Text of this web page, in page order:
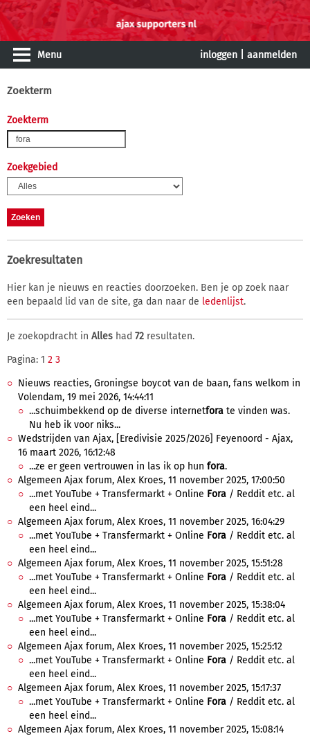
Menu inloggen aanmelden
Zoekterm
Zoekterm
Zoekgebied
Zoekresultaten
Hier kan je nieuws en reacties doorzoeken. Ben je op zoek naar
een bepaald lid van de site, ga dan naar de ledenlijst.
Je zoekopdracht in Alles had 72 resultaten.
Pagina: 1 2 3
Nieuws reacties, Groningse boycot van de baan, fans welkom in
Volendam, 19 mei 2026, 14:44:11
...schuimbekkend op de diverse internetfora te vinden was.
Nu heb ik voor niks...
Wedstrijden van Ajax, [Eredivisie 2025/2026] Feyenoord - Ajax,
16 maart 2026, 16:12:48
...ze er geen vertrouwen in las ik op hun fora.
Algemeen Ajax forum, Alex Kroes, 11 november 2025, 17:00:50
...met YouTube + Transfermarkt + Online Fora / Reddit etc. al
een heel eind...
Algemeen Ajax forum, Alex Kroes, 11 november 2025, 16:04:29
...met YouTube + Transfermarkt + Online Fora / Reddit etc. al
een heel eind...
Algemeen Ajax forum, Alex Kroes, 11 november 2025, 15:51:28
...met YouTube + Transfermarkt + Online Fora / Reddit etc. al
een heel eind...
Algemeen Ajax forum, Alex Kroes, 11 november 2025, 15:38:04
...met YouTube + Transfermarkt + Online Fora / Reddit etc. al
een heel eind...
Algemeen Ajax forum, Alex Kroes, 11 november 2025, 15:25:12
...met YouTube + Transfermarkt + Online Fora / Reddit etc. al
een heel eind...
Algemeen Ajax forum, Alex Kroes, 11 november 2025, 15:17:37
...met YouTube + Transfermarkt + Online Fora / Reddit etc. al
een heel eind...
Algemeen Ajax forum, Alex Kroes, 11 november 2025, 15:08:14